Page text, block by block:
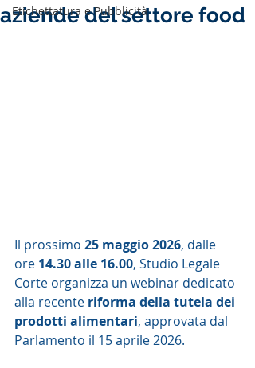
Etichettatura e Pubblicità
aziende del settore food
Il prossimo 25 maggio 2026, dalle
ore 14.30 alle 16.00, Studio Legale
Corte organizza un webinar dedicato
alla recente riforma della tutela dei
prodotti alimentari, approvata dal
Parlamento il 15 aprile 2026.